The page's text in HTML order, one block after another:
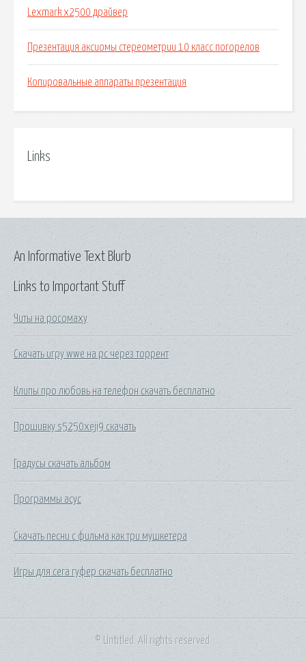
Lexmark x2500 драйвер
Презентация аксиомы стереометрии 10 класс погорелов
Копировальные аппараты презентация
Links
Links to Important Stuff
Читы на росомаху
Скачать игру wwe на pc через торрент
Клипы про любовь на телефон скачать бесплатно
Прошивку s5250xeji9 скачать
Градусы скачать альбом
Программы асус
Скачать песни с фильма как три мушкетера
Игры для сега гуфер скачать бесплатно
An Informative Text Blurb
© Untitled. All rights reserved.